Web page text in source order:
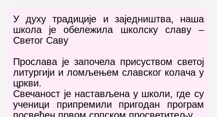
У духу традиције и заједништва, наша
школа је обележила школску славу –
Светог Саву
Прослава је започела присуством светој
литургији и ломљењем славског колача у
цркви.
Свечаност је настављена у школи, где су
ученици припремили пригодан програм